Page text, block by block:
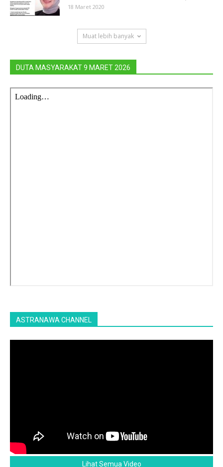
18 Maret 2020
Muat lebih banyak
DUTA MASYARAKAT 9 MARET 2026
ASTRANAWA CHANNEL
Lihat Semua Video